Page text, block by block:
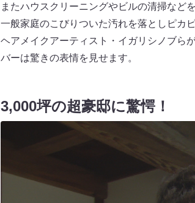
またハウスクリーニングやビルの清掃など
一般家庭のこびりついた汚れを落としピカ
ヘアメイクアーティスト・イガリシノブら
バーは驚きの表情を見せます。
3,000坪の超豪邸に驚愕！